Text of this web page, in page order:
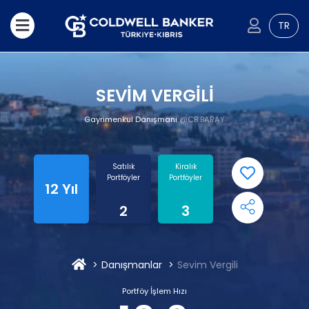
TR
SEVİM VERGİLİ
Gayrimenkul Danışmanı@CB BARAY
12 Yıl
Satılık
Portföyler
2
Kiralık
Portföyler
3
Danışmanlar Sevim Vergili
Portföy İşlem Hızı